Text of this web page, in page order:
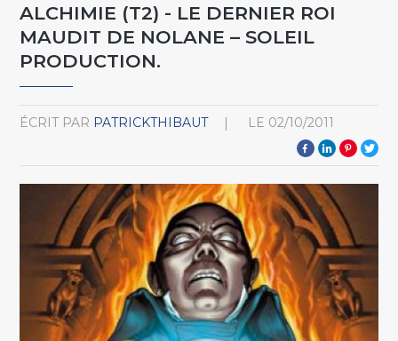
ALCHIMIE (T2) - LE DERNIER ROI
MAUDIT DE NOLANE – SOLEIL
PRODUCTION.
ÉCRIT PAR PATRICKTHIBAUT LE 02/10/2011